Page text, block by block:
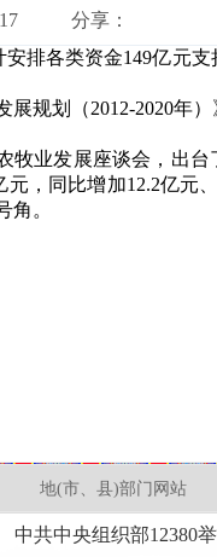
分享：
各类资金149亿元支
规划（2012-2020年
业发展座谈会，出台
，同比增加12.2亿元
。
地(市、县)部门网站
中共中央组织部12380